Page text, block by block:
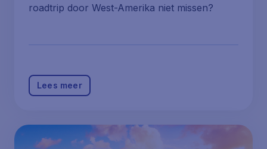
roadtrip door West-Amerika niet missen?
Lees meer